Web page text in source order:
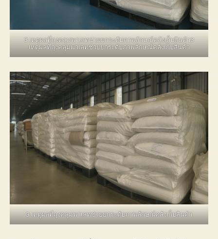
3 เหตุผลที่ถุงคลุมพาเลทช่วยยกระดับภาพลักษณ์คลังเก็บสินค้า3
เหตุผลที่ถุงคลุมพาเลทช่วยยกระดับภาพลักษณ์คลังเก็บสินค้า
3 เหตุผลที่ถุงคลุมพาเลทช่วยยกระดับภาพลักษณ์คลังเก็บสินค้า